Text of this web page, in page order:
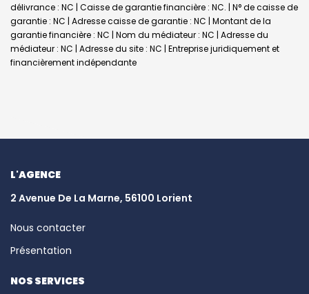
délivrance : NC | Caisse de garantie financière : NC. | N° de caisse de
garantie : NC | Adresse caisse de garantie : NC | Montant de la
garantie financière : NC | Nom du médiateur : NC | Adresse du
médiateur : NC | Adresse du site : NC | Entreprise juridiquement et
financièrement indépendante
L'AGENCE
2 Avenue De La Marne, 56100 Lorient
Nous contacter
Présentation
NOS SERVICES